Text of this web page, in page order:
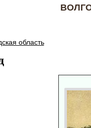
область